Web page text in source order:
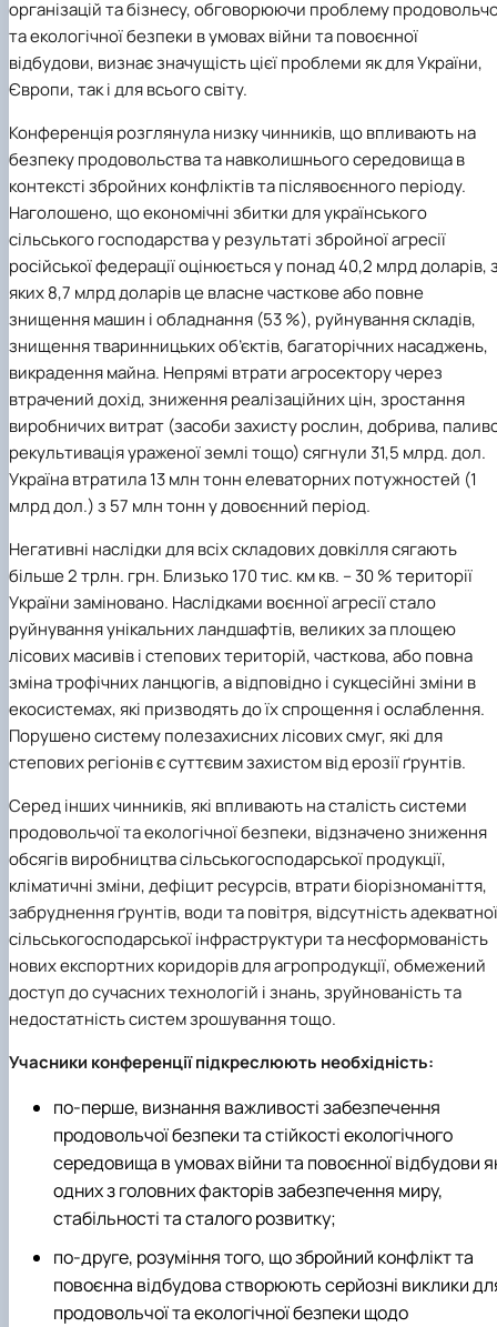
організацій та бізнесу, обговорюючи проблему
та екологічної безпеки в умовах війни та повоєнної
відбудови, визнає значущість цієї проблеми як для України,
Європи, так і для всього світу.
Конференція розглянула низку чинників, що впливають на
безпеку продовольства та навколишнього середовища в
контексті збройних конфліктів та післявоєнного періоду.
Наголошено, що економічні збитки для українського
сільського господарства у результаті збройної агресії
російської федерації оцінюється у понад 40,2 млрд доларів,
яких 8,7 млрд доларів це власне часткове або повне
знищення машин і обладнання (53 %), руйнування складів,
знищення тваринницьких об’єктів, багаторічних насаджень,
викрадення майна. Непрямі втрати агросектору через
втрачений дохід, зниження реалізаційних цін, зростання
виробничих витрат (засоби захисту рослин, добрива,
рекультивація ураженої землі тощо) сягнули 31,5 млрд. дол.
Україна втратила 13 млн тонн елеваторних потужностей (1
млрд дол.) з 57 млн тонн у довоєнний період.
Негативні наслідки для всіх складових довкілля сягають
більше 2 трлн. грн. Близько 170 тис. км кв. – 30 % території
України заміновано. Наслідками воєнної агресії стало
руйнування унікальних ландшафтів, великих за площею
лісових масивів і степових територій, часткова, або повна
зміна трофічних ланцюгів, а відповідно і сукцесійні зміни в
екосистемах, які призводять до їх спрощення і ослаблення.
Порушено систему полезахисних лісових смуг, які для
степових регіонів є суттєвим захистом від ерозії ґрунтів.
Серед інших чинників, які впливають на сталість системи
продовольчої та екологічної безпеки, відзначено зниження
обсягів виробництва сільськогосподарської продукції,
кліматичні зміни, дефіцит ресурсів, втрати біорізноманіття,
забруднення ґрунтів, води та повітря, відсутність адекватної
сільськогосподарської інфраструктури та несформованість
нових експортних коридорів для агропродукції, обмежений
доступ до сучасних технологій і знань, зруйнованість та
недостатність систем зрошування тощо.
Учасники конференції підкреслюють необхідність:
по-перше, визнання важливості забезпечення
продовольчої безпеки та стійкості екологічного
середовища в умовах війни та повоєнної відбудови
одних з головних факторів забезпечення миру,
стабільності та сталого розвитку;
по-друге, розуміння того, що збройний конфлікт та
повоєнна відбудова створюють серйозні виклики
продовольчої та екологічної безпеки щодо